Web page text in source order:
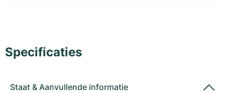
Specificaties
Staat & Aanvullende informatie